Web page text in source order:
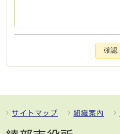
確認
サイトマップ 組織案内